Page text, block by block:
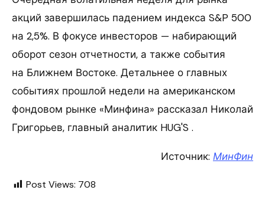
акций завершилась падением индекса S&P 500
на 2,5%. В фокусе инвесторов — набирающий
оборот сезон отчетности, а также события
на Ближнем Востоке. Детальнее о главных
событиях прошлой недели на американском
фондовом рынке «Минфина» рассказал Николай
Григорьев, главный аналитик HUG'S .
Источник: МинФин
Post Views: 708